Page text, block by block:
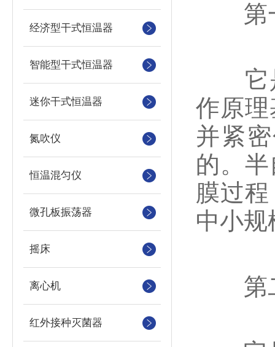
经济型干式恒温器
智能型干式恒温器
迷你干式恒温器
氮吹仪
恒温混匀仪
微孔板振荡器
摇床
离心机
红外接种灭菌器
第一
它是
作原
并紧
的。
膜过
中小规
第二